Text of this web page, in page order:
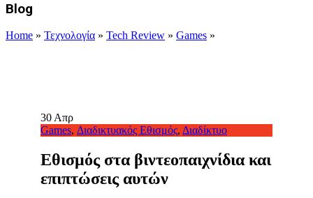
Blog
Home » Τεχνολογία » Tech Review » Games »
30Απρ
Games, Διαδικτυακός Εθισμός, Διαδίκτυο
Εθισμός στα βιντεοπαιχνίδια και
επιπτώσεις αυτών